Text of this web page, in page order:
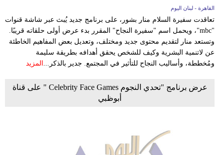
القاهرة - لبنان اليوم
تعاقدت سفيرة السلام منار بشور، على برنامج جديد يُبث عبر شاشة قنوات
"mbc"، ويحمل اسم "سفيرة النجاح" المقرر بدء عرض أولى حلقاته قريبًا.
وتستعد منار لتقديم محتوى جديد ومختلف، وتعديل بعض المفاهيم الخاطئة
عن لاتنمية البشرية وكيف للشخص يحقق أهدافه بطريقة سليمة
ومُخططة، وأساليب النجاح للتأثير في المجتمع. جدير بالذكر...
المزيد
عرض برنامج "تحدي النجوم Celebrity Face Games " على قناة
أبوظبي